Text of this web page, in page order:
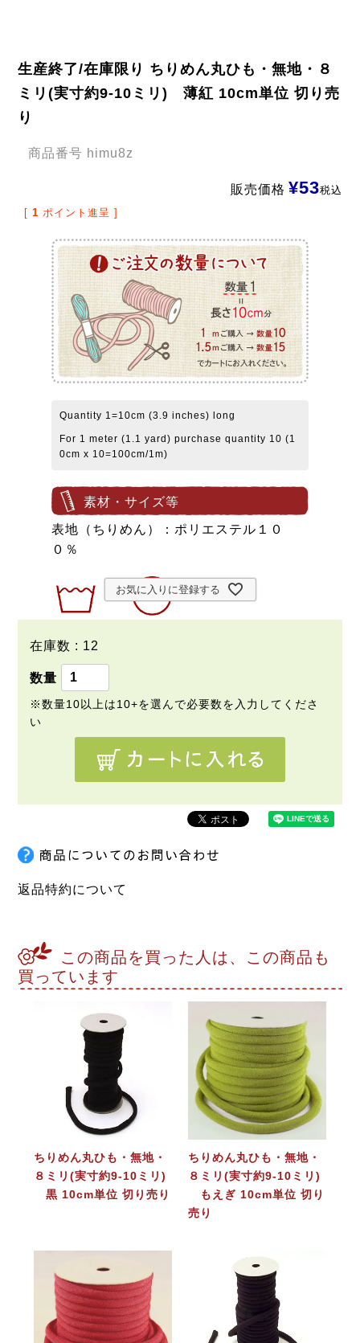
生産終了/在庫限り ちりめん丸ひも・無地・８
ミリ(実寸約9-10ミリ) 薄紅 10cm単位 切り売
り
商品番号 himu8z
販売価格 ¥53税込
[ 1 ポイント進呈 ]
Quantity 1=10cm (3.9 inches) long
For 1 meter (1.1 yard) purchase quantity 10 (1
0cm x 10=100cm/1m)
素材・サイズ等
表地（ちりめん）：ポリエステル１０
０％
在庫数 12
お気に入りに登録する
返品特約について
この商品を買った人は、この商品も
買っています
ちりめん丸ひも・無地・
８ミリ(実寸約9-10ミリ)
黒 10cm単位 切り売り
ちりめん丸ひも・無地・
８ミリ(実寸約9-10ミリ)
もえぎ 10cm単位 切り
売り